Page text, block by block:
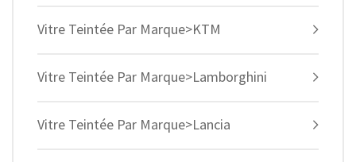
Vitre Teintée Par Marque>KTM
Vitre Teintée Par Marque>Lamborghini
Vitre Teintée Par Marque>Lancia